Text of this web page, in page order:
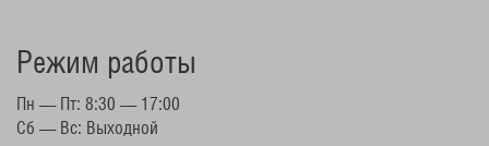
Режим работы
Пн — Пт: 8:30 — 17:00
Сб — Вс: Выходной